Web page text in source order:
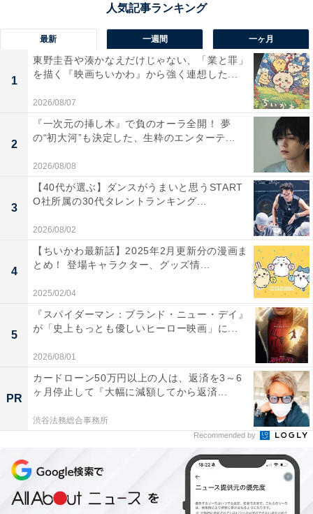
したといえるでしょう。また、優勝できなかったもの
の、南海キャンディーズやオードリー、おいでやすこが
などM-1での活躍でブレークした芸人は多く存在しま
す。
『M-1グランプリ』は、視聴率や注目度が高いコンテス
トであり、ブレークのきっかけを獲得した先人たちがい
たことで、芸人だけでなく視聴者も「M-1で活躍すれば
ブレークする」という認識を持ちました。ファンも芸人
も、『M-1グランプリ』で活躍するとテレビ番組にたく
さん出演し大ブレークする、という構図が普通のことだ
と思っています。
ゴールデン帯で番組が放送される『M-1グランプリ』
は、活躍すればすぐに人気を獲得できる魔法のようなコ
ンテストになっています。
最新 一週間 一ヶ月
1
東野圭吾や湊かなえだけじゃない、「業と罪」
を描く『映画ちいかわ』から強く連想した...
2026/08/07
2
『一次元の挿し木』で負のオーラ全開！ 夢
の“初大河”も決定した、生粋のエンターテ...
2026/08/08
3
【40代が選ぶ】ダンスがうまいと思うSTART
O社所属の30代タレントランキング...
2026/08/02
4
【ちいかわ最新話】2025年2月更新分の漫画ま
とめ！ 登場キャラクター、グッズ情...
2025/02/04
5
『スパイダーマン：ブランド・ニュー・デイ』
が「史上もっとも優しいヒーロー映画」に...
2026/08/01
PR
カードローン50万円以上の人は、返済を3～6
ヶ月停止して『大幅に減額してから返済...
渋谷法務総合事務所
Recommended by